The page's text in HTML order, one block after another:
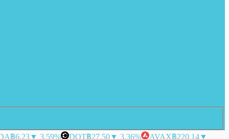
฿6.23▼ 3.59% DOT฿27.50▼ 3.36% AVAX฿220.14▼